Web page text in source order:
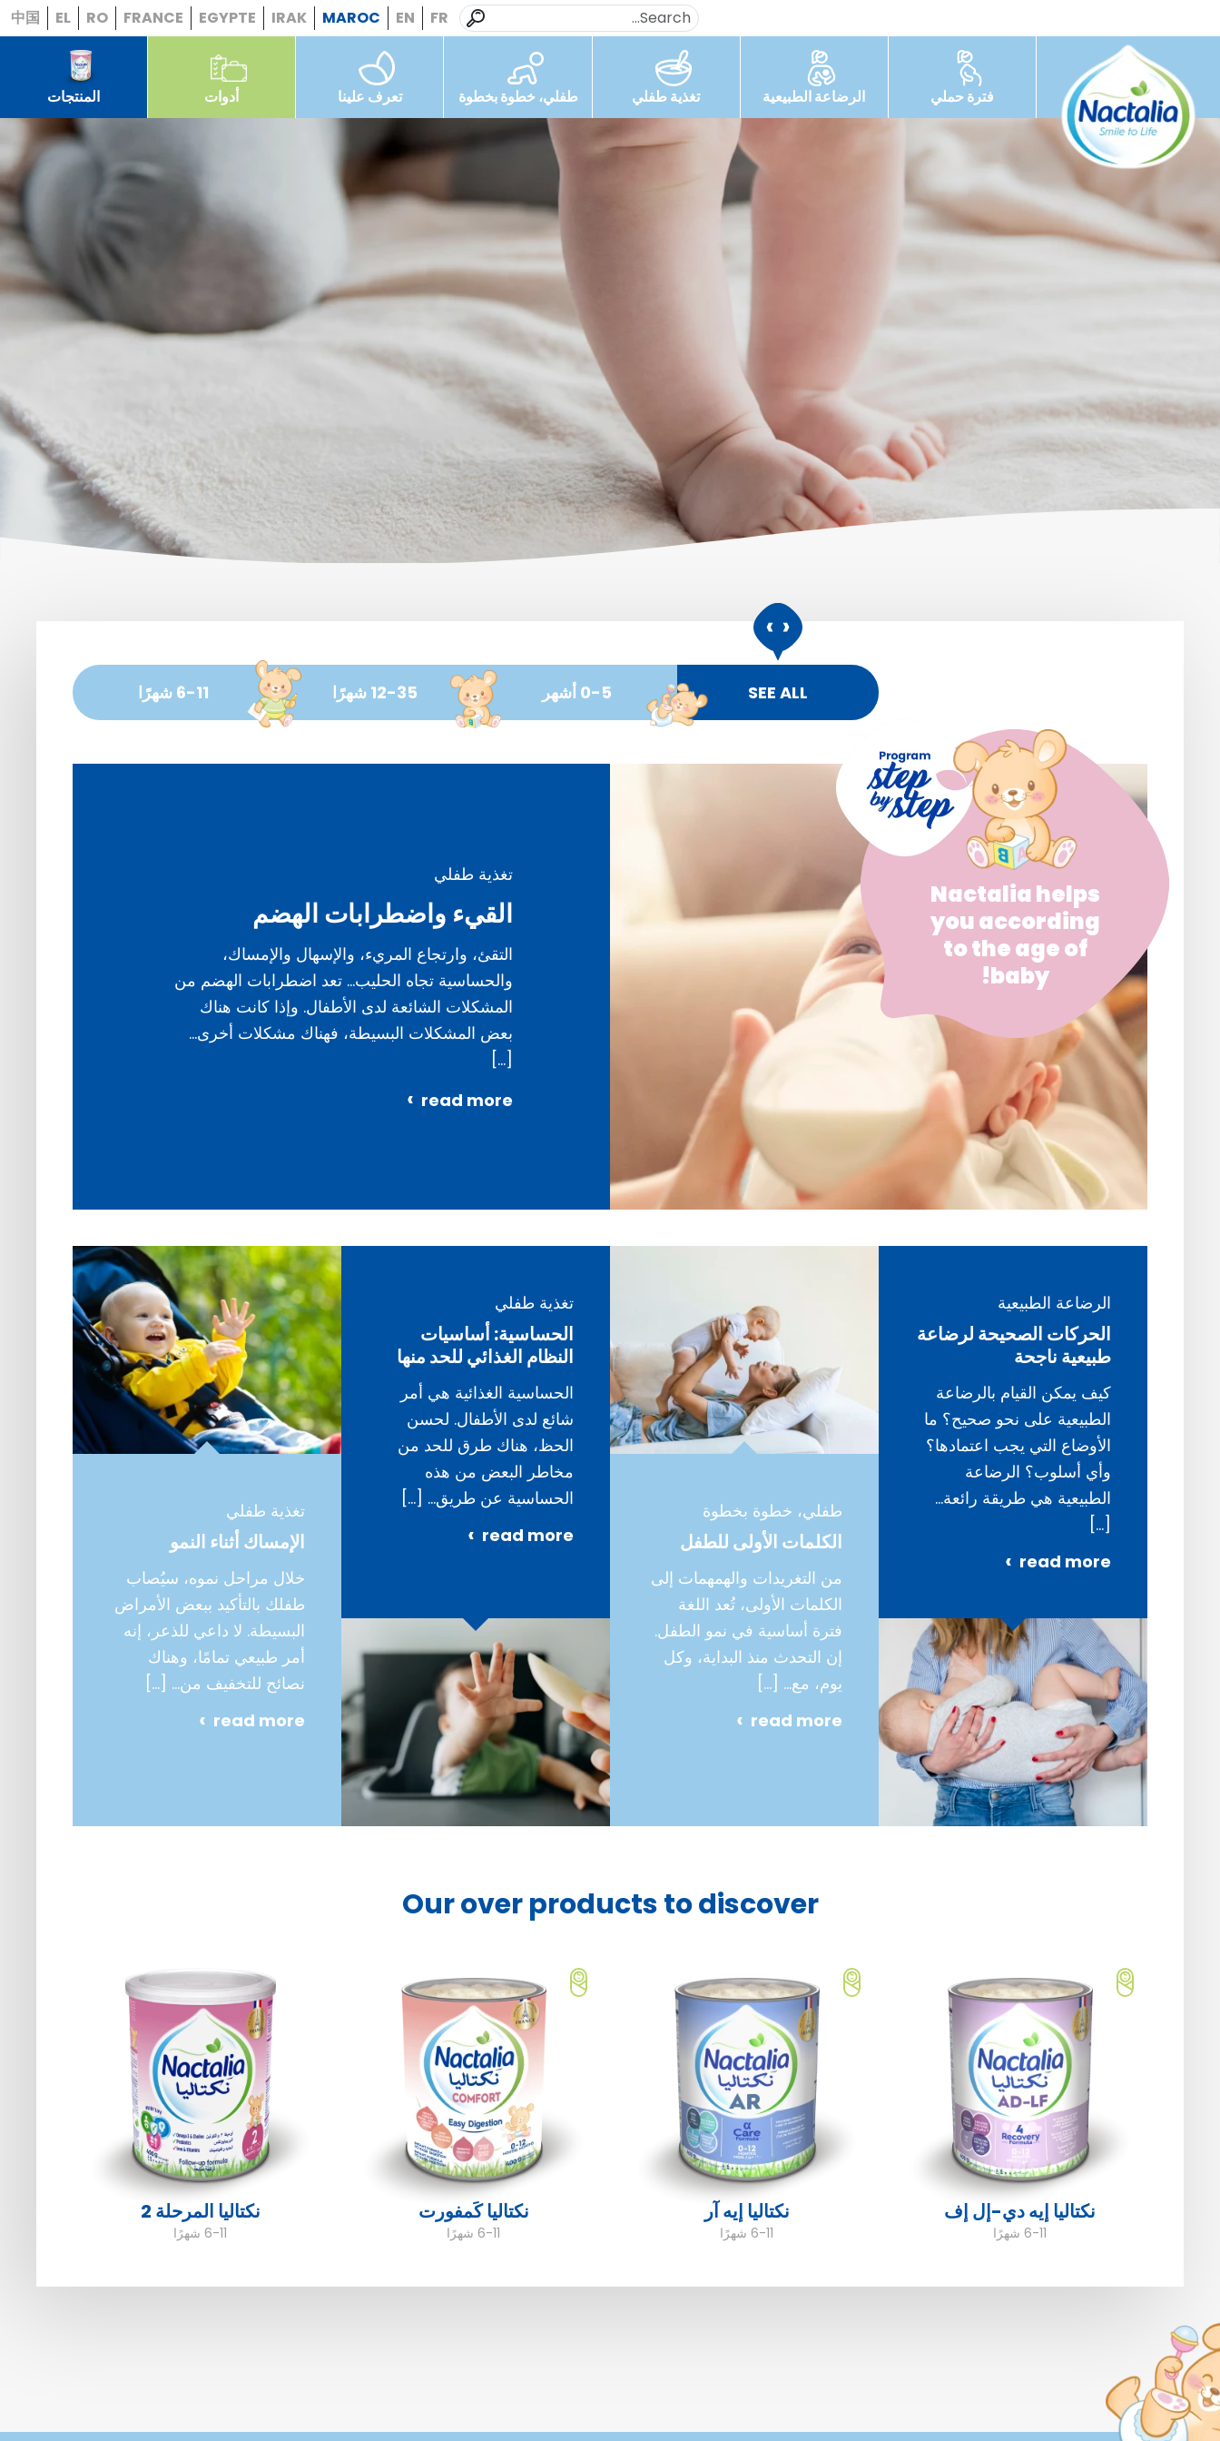
FR
EN
MAROC
IRAK
EGYPTE
FRANCE
RO
EL
中国
فترة حملي الرضاعة الطبيعية تغذية طفلي طفلي، خطوة بخطوة تعرف علينا أدوات المنتجات
خطوات صغيرة في سبيل تحقيق نجاح
عظيم!
Nactalia helps
you according
to the age of
baby!
SEE ALL 0-5 أشهر 12-35 شهرًا 6-11 شهرًا
تغذية طفلي
القيء واضطرابات الهضم
التقئ، وارتجاع المريء، والإسهال والإمساك،
والحساسية تجاه الحليب… تعد اضطرابات الهضم من
المشكلات الشائعة لدى الأطفال. وإذا كانت هناك
بعض المشكلات البسيطة، فهناك مشكلات أخرى…
[…]
read more
الرضاعة الطبيعية
الحركات الصحيحة لرضاعة
طبيعية ناجحة
كيف يمكن القيام بالرضاعة
الطبيعية على نحو صحيح؟ ما
الأوضاع التي يجب اعتمادها؟
وأي أسلوب؟ الرضاعة
الطبيعية هي طريقة رائعة…
[…]
read more
طفلي، خطوة بخطوة
الكلمات الأولى للطفل
من التغريدات والهمهمات إلى
الكلمات الأولى، تُعد اللغة
فترة أساسية في نمو الطفل.
إن التحدث منذ البداية، وكل
يوم، مع… […]
read more
تغذية طفلي
الحساسية: أساسيات
النظام الغذائي للحد منها
الحساسية الغذائية هي أمر
شائع لدى الأطفال. لحسن
الحظ، هناك طرق للحد من
مخاطر البعض من هذه
الحساسية عن طريق… […]
read more
تغذية طفلي
الإمساك أثناء النمو
خلال مراحل نموه، سيُصاب
طفلك بالتأكيد ببعض الأمراض
البسيطة. لا داعي للذعر، إنه
أمر طبيعي تمامًا، وهناك
نصائح للتخفيف من… […]
read more
Our over products to discover
نكتاليا إيه دي-إل إف
6-11 شهرًا
نكتاليا إيه آر
6-11 شهرًا
نكتاليا كَمفورت
6-11 شهرًا
نكتاليا المرحلة 2
6-11 شهرًا